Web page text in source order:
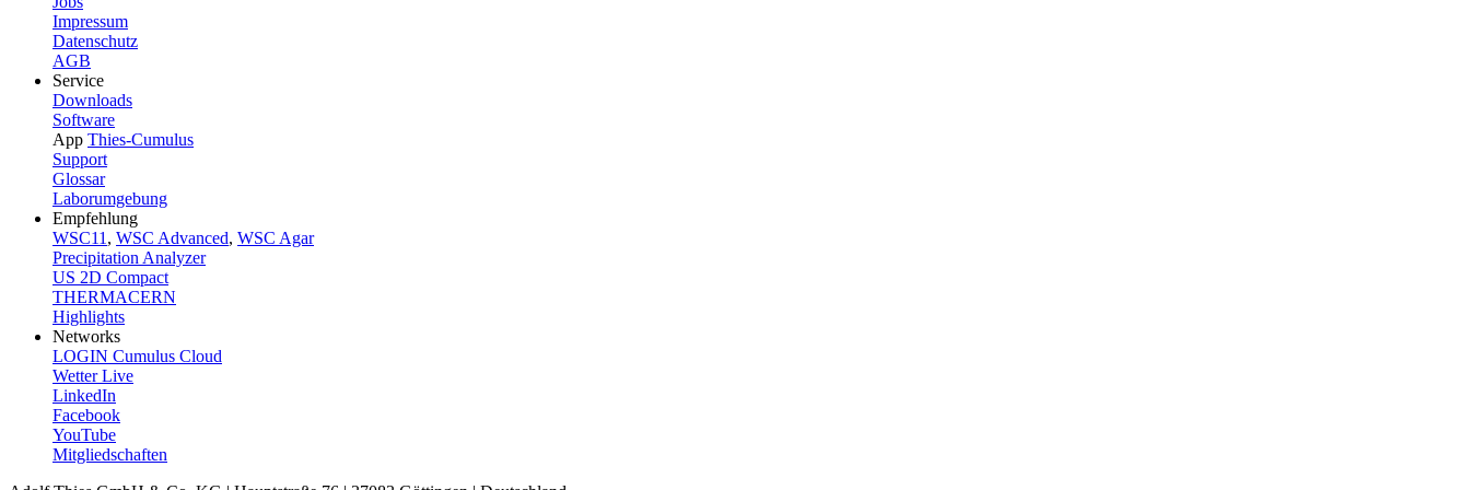
Impressum
Datenschutz
AGB
Service
Downloads
Software
App Thies-Cumulus
Support
Glossar
Laborumgebung
Empfehlung
WSC11 , WSC Advanced, WSC Agar
Precipitation Analyzer
US 2D Compact
THERMACERN
Highlights
Networks
LOGIN Cumulus Cloud
Wetter Live
LinkedIn
Facebook
YouTube
Mitgliedschaften